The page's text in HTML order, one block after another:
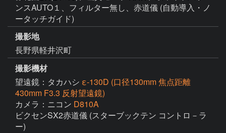
ンスAUTO１、フィルター無し、赤道儀 (自動導入・ノ
ータッチガイド)
撮影地
長野県軽井沢町
撮影機材
望遠鏡：タカハシ ε-130D (口径130mm 焦点距離
430mm F3.3 反射望遠鏡)
カメラ：ニコン D810A
ビクセンSX2赤道儀 (スターブックテン コントロ－ラ
ー)